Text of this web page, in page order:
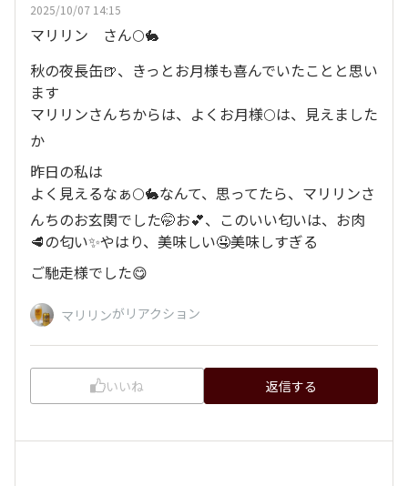
2025/10/07 14:15
マリリン さん🌕🐇
秋の夜長缶🍺、きっとお月様も喜んでいたことと思い
ます
マリリンさんちからは、よくお月様🌕は、見えました
か
昨日の私は
よく見えるなぁ🌕🐇なんて、思ってたら、マリリンさ
んちのお玄関でした🤭お💕、このいい匂いは、お肉
🥩の匂い✨やはり、美味しい🤤美味しすぎる
ご馳走様でした😋
マリリンがリアクション
いいね 返信する